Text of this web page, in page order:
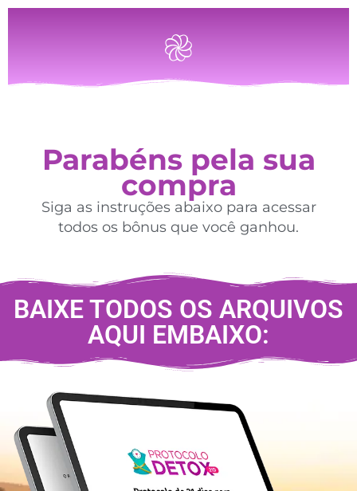
Parabéns pela sua
compra
Siga as instruções abaixo para acessar
todos os bônus que você ganhou.
BAIXE TODOS OS ARQUIVOS
AQUI EMBAIXO: